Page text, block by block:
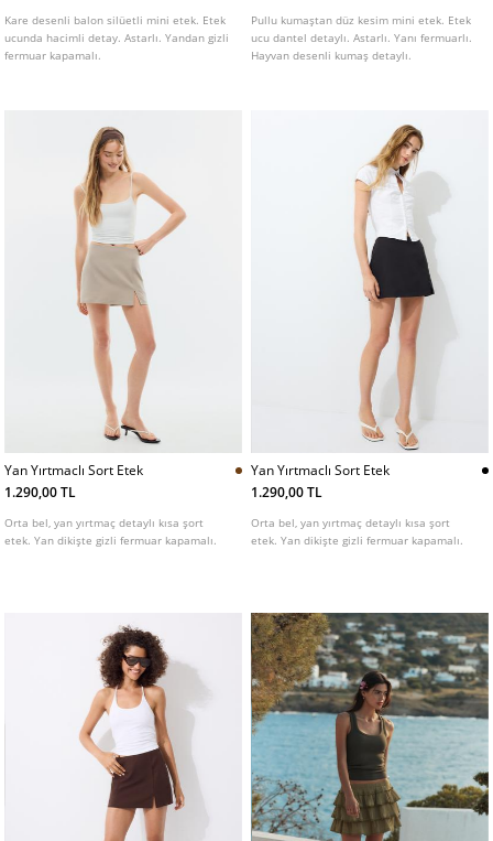
Kare desenli balon silüetli mini etek. Etek
ucunda hacimli detay. Astarlı. Yandan gizli
fermuar kapamalı.
Pullu kumaştan düz kesim mini etek. Etek
ucu dantel detaylı. Astarlı. Yanı fermuarlı.
Hayvan desenli kumaş detaylı.
Yan Yırtmaclı Sort Etek
1.290,00 TL
Orta bel, yan yırtmaç detaylı kısa şort
etek. Yan dikişte gizli fermuar kapamalı.
Yan Yırtmaclı Sort Etek
1.290,00 TL
Orta bel, yan yırtmaç detaylı kısa şort
etek. Yan dikişte gizli fermuar kapamalı.